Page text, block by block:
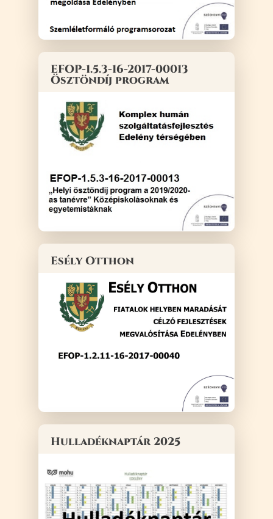
EFOP-1.5.3-16-2017-00013
Ösztöndíj program
Esély Otthon
Hulladéknaptár 2025